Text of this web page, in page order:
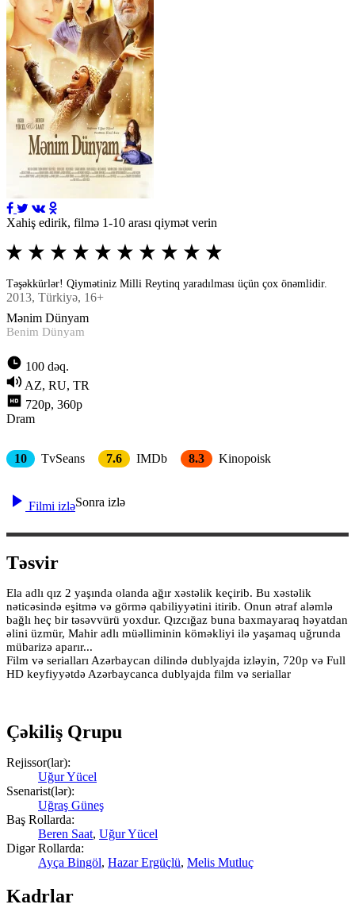
Xahiş edirik, filmə 1-10 arası qiymət verin
Təşəkkürlər! Qiymətiniz Milli Reytinq yaradılması üçün çox önəmlidir.
2013, Türkiyə, 16+
Mənim Dünyam
Benim Dünyam
100 dəq.
AZ, RU, TR
720p, 360p
Dram
10 TvSeans 7.6 IMDb 8.3 Kinopoisk
Filmi izləSonra izlə
Təsvir
Ela adlı qız 2 yaşında olanda ağır xəstəlik keçirib. Bu xəstəlik
nəticəsində eşitmə və görmə qabiliyyətini itirib. Onun ətraf aləmlə
bağlı heç bir təsəvvürü yoxdur. Qızcığaz buna baxmayaraq həyatdan
əlini üzmür, Mahir adlı müəlliminin köməkliyi ilə yaşamaq uğrunda
mübarizə aparır...
Film və serialları Azərbaycan dilində dublyajda izləyin, 720p və Full
HD keyfiyyətdə Azərbaycanca dublyajda film və seriallar
Çəkiliş Qrupu
Rejissor(lar):
Uğur Yücel
Ssenarist(lər):
Uğraş Güneş
Baş Rollarda:
Beren Saat, Uğur Yücel
Digər Rollarda:
Ayça Bingöl, Hazar Ergüçlü, Melis Mutluç
Kadrlar